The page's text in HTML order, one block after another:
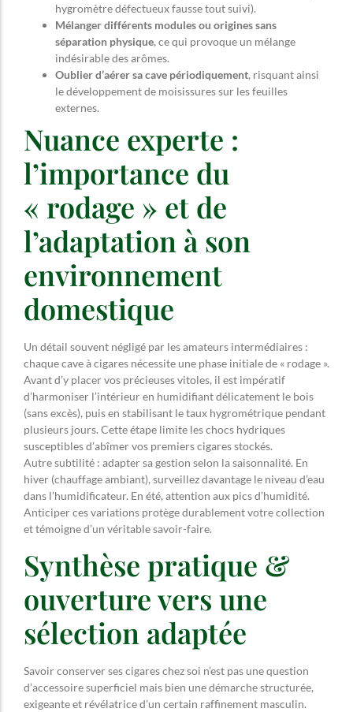
hygromètre défectueux fausse tout suivi).
Mélanger différents modules ou origines sans
séparation physique, ce qui provoque un mélange
indésirable des arômes.
Oublier d’aérer sa cave périodiquement, risquant ainsi
le développement de moisissures sur les feuilles
externes.
Nuance experte :
l’importance du
« rodage » et de
l’adaptation à son
environnement
domestique
Un détail souvent négligé par les amateurs intermédiaires :
chaque cave à cigares nécessite une phase initiale de « rodage ».
Avant d’y placer vos précieuses vitoles, il est impératif
d’harmoniser l’intérieur en humidifiant délicatement le bois
(sans excès), puis en stabilisant le taux hygrométrique pendant
plusieurs jours. Cette étape limite les chocs hydriques
susceptibles d’abîmer vos premiers cigares stockés.
Autre subtilité : adapter sa gestion selon la saisonnalité. En
hiver (chauffage ambiant), surveillez davantage le niveau d’eau
dans l’humidificateur. En été, attention aux pics d’humidité.
Anticiper ces variations protège durablement votre collection
et témoigne d’un véritable savoir-faire.
Synthèse pratique &
ouverture vers une
sélection adaptée
Savoir conserver ses cigares chez soi n’est pas une question
d’accessoire superficiel mais bien une démarche structurée,
exigeante et révélatrice d’un certain raffinement masculin.